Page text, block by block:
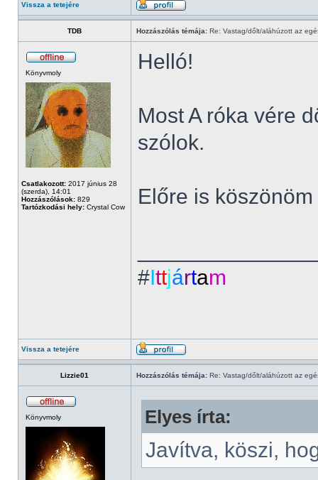
Vissza a tetejére
TDB Hozzászólás témája: Re: Vastag/dőlt/aláhúzott az
Könyvmoly
Csatlakozott: 2017 június 28
(szerda), 14:01
Hozzászólások: 829
Tartózkodási hely: Crystal Cow
Helló!
Most A róka vére
szólok.
Előre is
#Ittjártam
Vissza a tetejére
Lizzie01 Hozzászólás témája: Re: Vastag/dőlt/aláhúzott az
Könyvmoly Elyes írta:
Javítva, köszi,